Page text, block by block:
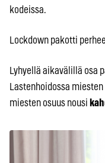
kodeissa.
Lockdown pakotti
Lyhyellä aikavälillä osa
Lastenhoidossa
miesten osuus nousi